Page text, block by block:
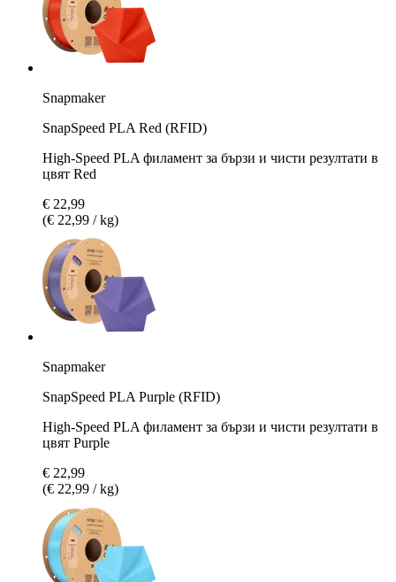
Snapmaker
SnapSpeed PLA Red (RFID)
High-Speed PLA филамент за бързи и чисти резултати в
цвят Red
€ 22,99
(€ 22,99 / kg)
Snapmaker
SnapSpeed PLA Purple (RFID)
High-Speed PLA филамент за бързи и чисти резултати в
цвят Purple
€ 22,99
(€ 22,99 / kg)